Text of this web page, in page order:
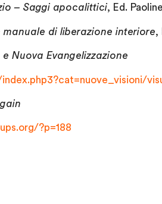
– Saggi apocalittici, Ed. Paoline
manuale di liberazione interiore,
Nuova Evangelizzazione
?p=188